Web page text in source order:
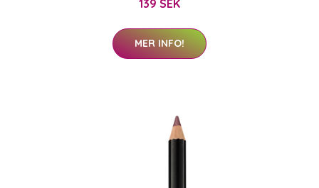
139 SEK
MER INFO!